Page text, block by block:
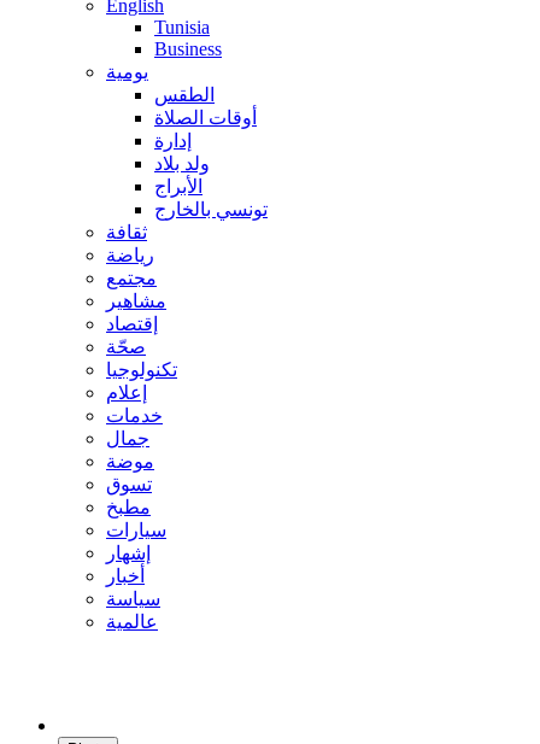
English
Tunisia
Business
يومية
الطقس
أوقات الصلاة
إدارة
ولد بلاد
الأبراج
تونسي بالخارج
ثقافة
رياضة
مجتمع
مشاهير
إقتصاد
صحّة
تكنولوجيا
إعلام
خدمات
جمال
موضة
تسوق
مطبخ
سيارات
إشهار
أخبار
سياسة
عالمية